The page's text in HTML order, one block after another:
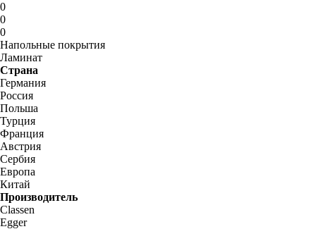
0
0
0
Напольные покрытия
Ламинат
Страна
Германия
Россия
Польша
Турция
Франция
Австрия
Сербия
Европа
Китай
Производитель
Classen
Egger